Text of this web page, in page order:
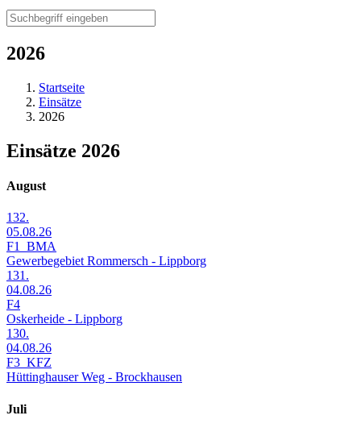
2026
Startseite
Einsätze
2026
Einsätze 2026
August
132.
05.08.26
F1_BMA
Gewerbegebiet Rommersch - Lippborg
131.
04.08.26
F4
Oskerheide - Lippborg
130.
04.08.26
F3_KFZ
Hüttinghauser Weg - Brockhausen
Juli